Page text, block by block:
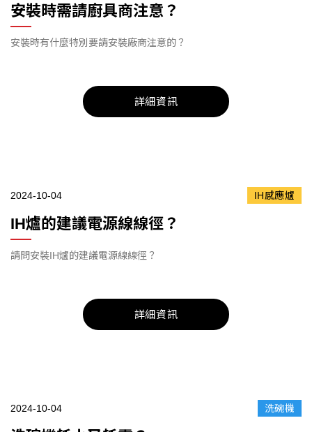
安裝時需請廚具商注意？
安裝時有什麼特別要請安裝廠商注意的？
詳細資訊
2024-10-04 IH感應爐
IH爐的建議電源線線徑？
請問安裝IH爐的建議電源線線徑？
詳細資訊
2024-10-04 洗碗機